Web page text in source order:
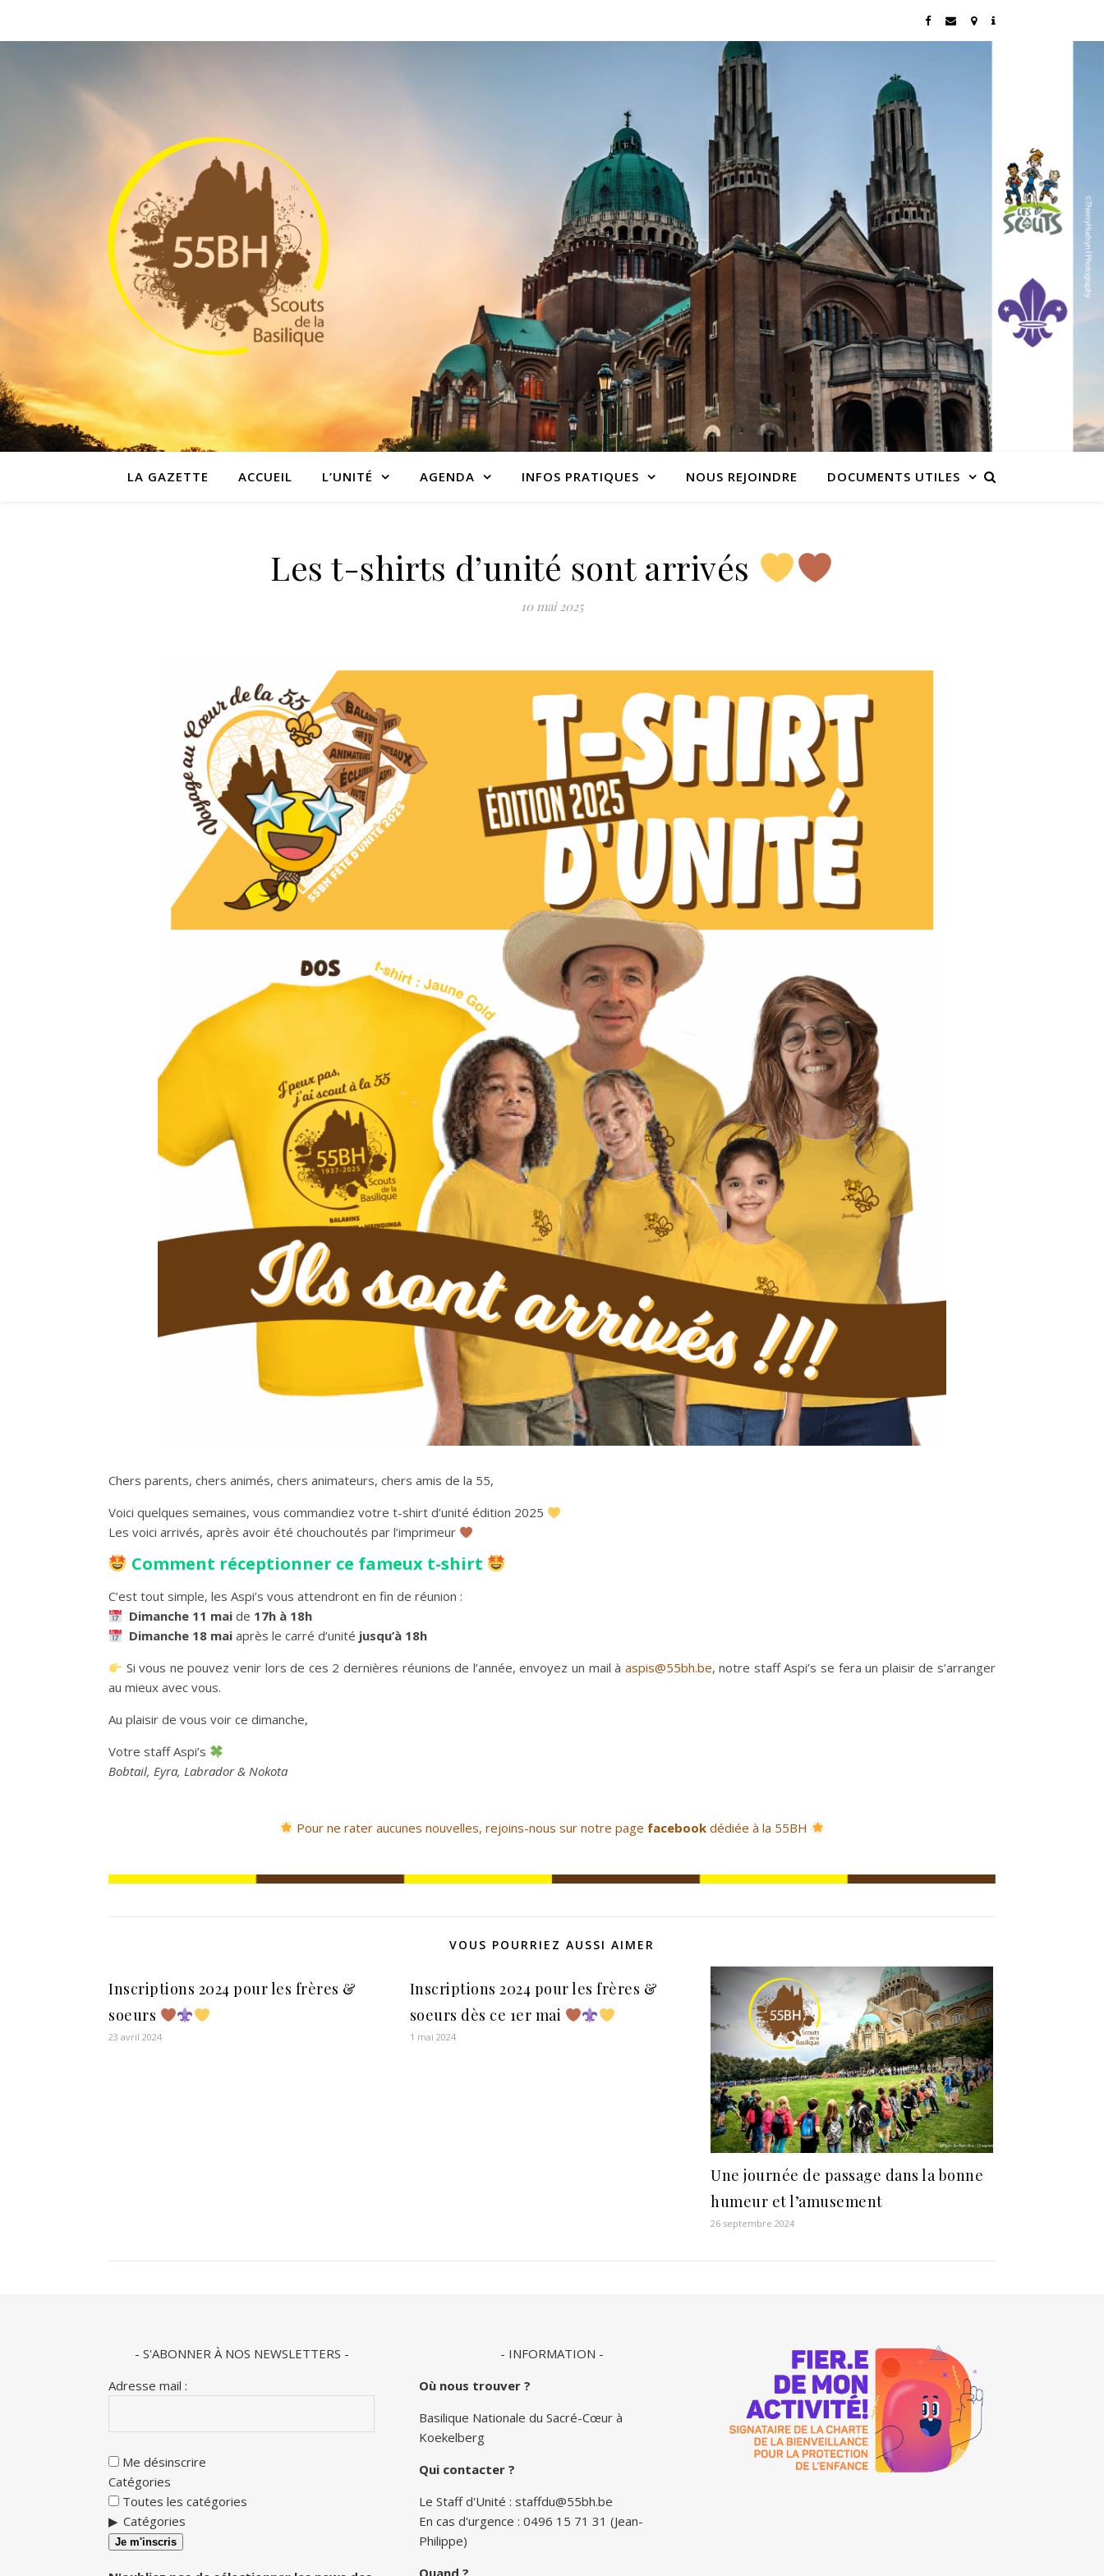
LA GAZETTE ACCUEIL L’UNITÉ AGENDA INFOS PRATIQUES NOUS REJOINDRE DOCUMENTS UTILES
Les t-shirts d’unité sont arrivés
10 mai 2025
Chers parents, chers animés, chers animateurs, chers amis de la 55,
Voici quelques semaines, vous commandiez votre t-shirt d’unité édition 2025
Les voici arrivés, après avoir été chouchoutés par l’imprimeur
Comment réceptionner ce fameux t-shirt
C’est tout simple, les Aspi’s vous attendront en fin de réunion :
Dimanche 11 maide 17h à 18h
Dimanche 18 maiaprès le carré d’unité jusqu’à 18h
Si vous ne pouvez venir lors de ces 2 dernières réunions de l’année, envoyez un mail à aspis@55bh.be, notre staff Aspi’s se fera un plaisir de s’arranger
au mieux avec vous.
Au plaisir de vous voir ce dimanche,
Votre staff Aspi’s
Bobtail, Eyra, Labrador & Nokota
Pour ne rater aucunes nouvelles, rejoins-nous sur notre page facebook dédiée à la 55BH
VOUS POURRIEZ AUSSI AIMER
Inscriptions 2024 pour les frères &
soeurs
23 avril 2024
Inscriptions 2024 pour les frères &
soeurs dès ce 1er mai
1 mai 2024
Une journée de passage dans la bonne
humeur et l’amusement
26 septembre 2024
- S'ABONNER À NOS NEWSLETTERS -
Adresse mail :
Me désinscrire
Catégories
Toutes les catégories
Catégories
Je m'inscris
- INFORMATION -
Où nous trouver ?
Basilique Nationale du Sacré-Cœur à
Koekelberg
Qui contacter ?
Le Staff d'Unité : staffdu@55bh.be
En cas d'urgence : 0496 15 71 31 (Jean-
Philippe)
Quand ?